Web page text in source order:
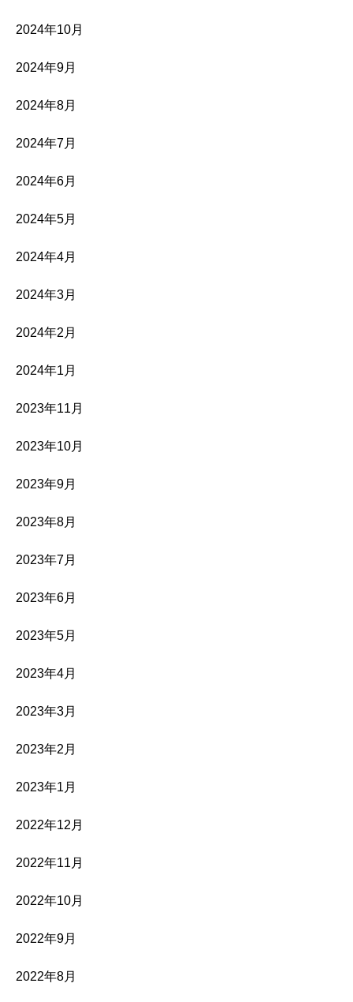
2024年10月
2024年9月
2024年8月
2024年7月
2024年6月
2024年5月
2024年4月
2024年3月
2024年2月
2024年1月
2023年11月
2023年10月
2023年9月
2023年8月
2023年7月
2023年6月
2023年5月
2023年4月
2023年3月
2023年2月
2023年1月
2022年12月
2022年11月
2022年10月
2022年9月
2022年8月